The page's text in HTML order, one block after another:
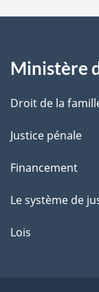
a
e
Ministère
Droit de la
Justice pénale
Financement
Le système de
Lois